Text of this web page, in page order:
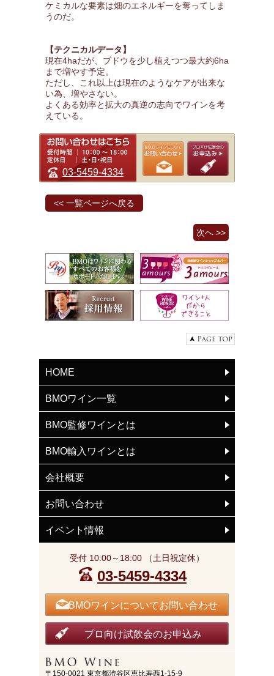
ケミカルな要素は畑のエネルギーを奪ってしま
うのだ。
【テクニカルデータ】
現在4haだが、ブドウを少し植えつつ最大約6ha
まで増やす予定。
ただし、これ以上は現在のようなケアが出来な
い為、増やさない。
よくある効率と拡大の真逆の志向でワインを考
えている。
03-5459-4334
<< 一覧ページへ戻る
次へ >>
HOME
BMOワイン一覧
BMO監修ワインとは
BMO輸入ワインとは
会社概要
お問い合わせ
イベント情報
受付 10:00～18:00 （土日祝定休）
03-5459-4334
BMOワインについてお問い合わせ
プロ向け試飲会のお申込み
〒150-0021 東京都渋谷区恵比寿西1-15-9